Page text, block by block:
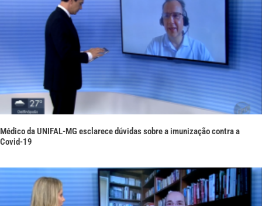
Médico da UNIFAL-MG esclarece dúvidas sobre a imunização contra a
Covid-19